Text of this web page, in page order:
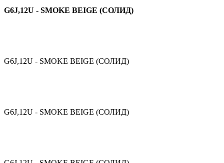
G6J,12U - SMOKE BEIGE (СОЛИД)
G6J,12U - SMOKE BEIGE (СОЛИД)
G6J,12U - SMOKE BEIGE (СОЛИД)